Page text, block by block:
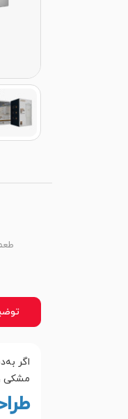
اگر
مشکی